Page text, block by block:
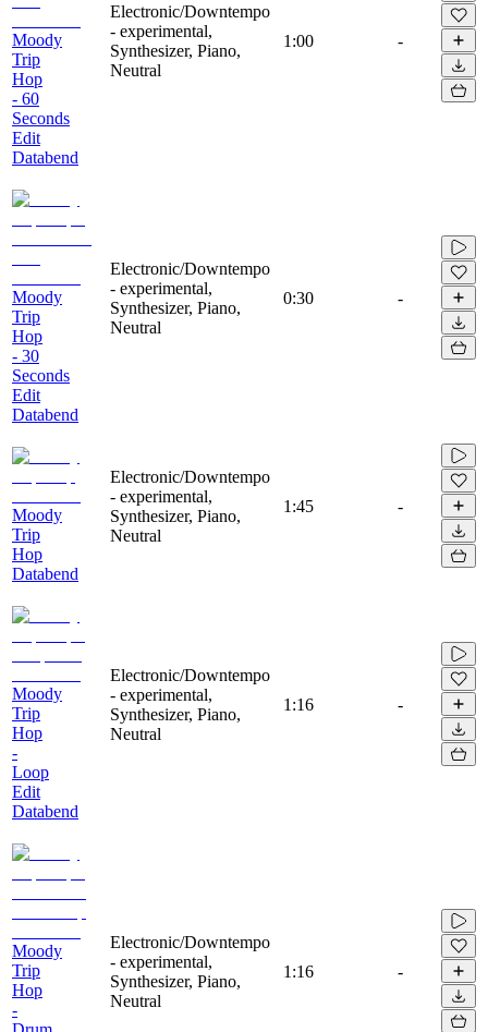
Moody
Trip
Hop
- 60
Seconds
Edit
Databend
Electronic/Downtempo
- experimental,
Synthesizer, Piano,
Neutral
1:00 -
Moody
Trip
Hop
- 30
Seconds
Edit
Databend
Electronic/Downtempo
- experimental,
Synthesizer, Piano,
Neutral
0:30 -
Moody
Trip
Hop
Databend
Electronic/Downtempo
- experimental,
Synthesizer, Piano,
Neutral
1:45 -
Moody
Trip
Hop
-
Loop
Edit
Databend
Electronic/Downtempo
- experimental,
Synthesizer, Piano,
Neutral
1:16 -
Moody
Trip
Hop
-
Electronic/Downtempo
- experimental,
Synthesizer, Piano,
Neutral
1:16 -